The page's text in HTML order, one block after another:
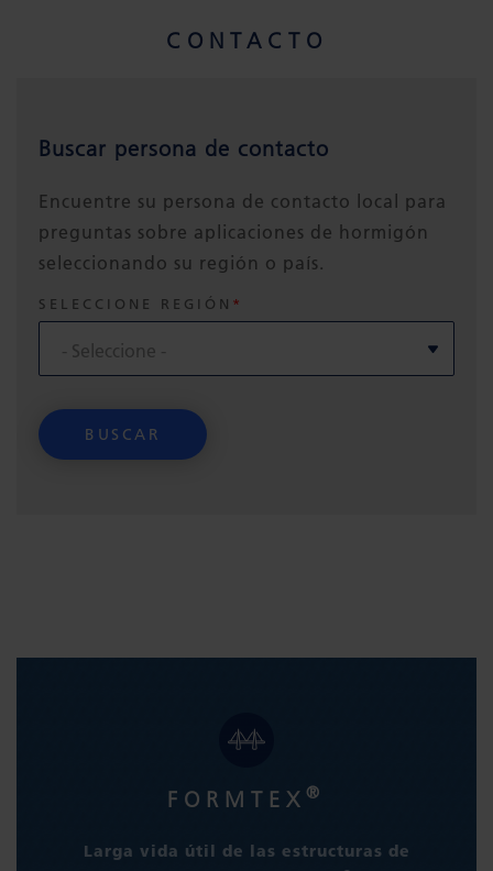
CONTACTO
Buscar persona de contacto
Encuentre su persona de contacto local para
preguntas sobre aplicaciones de hormigón
seleccionando su región o país.
SELECCIONE REGIÓN
FORMTEX ®
Larga vida útil de las estructuras de